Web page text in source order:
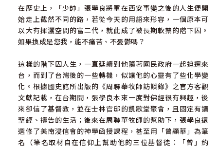
在歷史上，「少帥」張學良將軍在西安事變之後的人生便開
始走上截然不同的路，若從今天的用語來形容，一個原本可
以大有揮灑空間的富二代，就此成了被長期軟禁的階下囚。
如果換成是您我，能不痛苦、不憂鬱嗎？
這樣的階下囚人生，一直延續到他隨著國民政府一起迫遷來
台，而到了台灣後的一些轉機，似讓他的心靈有了些化學變
化。根據國史館所出版的《周聯華牧師訪談錄》之官方客觀
文獻記載，在台期間，張學良本來一度對佛經很有興趣，後
來卻信了基督教，並在士林官邸的凱歌堂聚會，且固定有讀
聖經、禱告的生活；後來在周聯華牧師的幫助下，張學良還
選修了美南浸信會的神學函授課程，甚至用「曾顯華」為筆
名（筆名取材自在信仰上幫助他的三位基督徒：「曾」約